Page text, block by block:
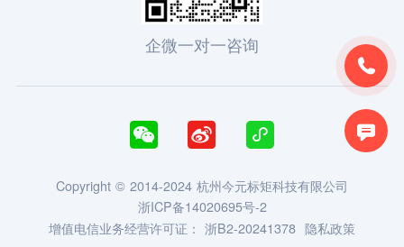


企微一对一咨询
  
Copyright © 2014-2024 杭州今元标矩科技有限公司
浙ICP备14020695号-2
增值电信业务经营许可证： 浙B2-20241378 隐私政策